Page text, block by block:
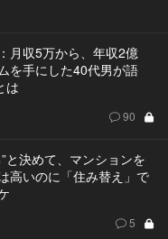
月収5万から、年収2億
を手にした40代男が語
は
90
と決めて、マンションを
高いのに「住み替え」で
5